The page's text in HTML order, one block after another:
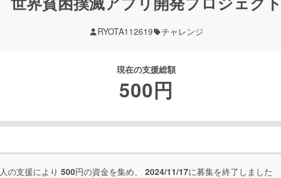
RYOTA112619 チャレンジ
現在の支援総額
500円
人の支援により 500円の資金を集め、 2024/11/17に募集を終了しました